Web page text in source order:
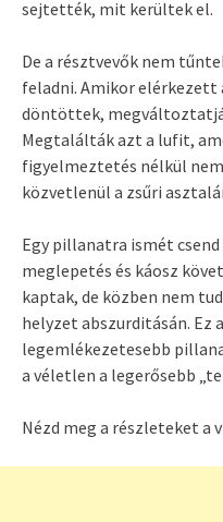
sejtették, mit kerültek el.
De a résztvevők nem
feladni. Amikor elérkezett
döntöttek,
Megtalálták azt a lufit,
figyelmeztetés nélkül
közvetlenül a zsűri
Egy pillanatra ismét
meglepetés és káosz
kaptak, de közben nem
helyzet abszurditásán. Ez
legemlékezetesebb
a véletlen a legerősebb
Nézd meg a részleteket a